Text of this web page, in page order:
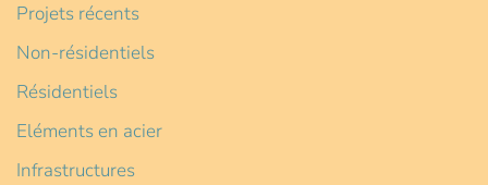
Projets récents
Non-résidentiels
Résidentiels
Eléments en acier
Infrastructures